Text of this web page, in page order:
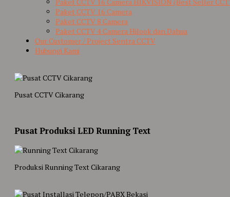
Paket CCTV 16 Camera
Paket CCTV 8 Camera
Paket CCTV 4 Camera Hilook dan Dahua
Our Customer / Project Sentra CCTV
Hubungi Kami
Pusat CCTV Cikarang
Pusat Produksi LED Running Text
Produksi Running Text Cikarang